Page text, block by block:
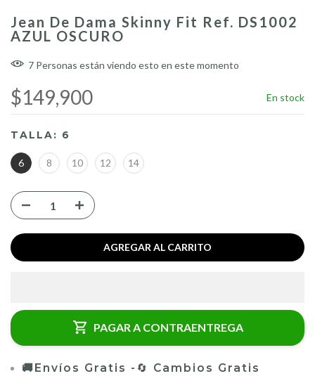
Jean De Dama Skinny Fit Ref. DS1002
AZUL OSCURO
7 Personas están viendo esto en este momento
$149,900 En stock
TALLA: 6
6 8 10 12 14
AGREGAR AL CARRITO
PAGAR A CONTRAENTREGA
🚚Envíos Gratis - 🔄 Cambios Gratis